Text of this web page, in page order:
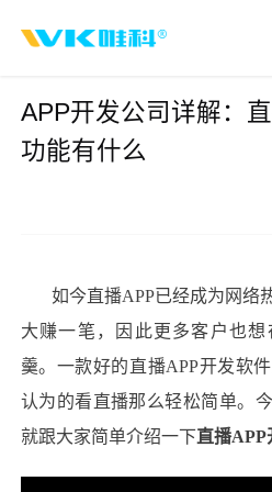
APP开发公司详解：
功能有什么
如今直播APP已经成为网络
大赚一笔，因此更多客户也想
羹。一款好的直播APP开发软
认为的看直播那么轻松简单。
就跟大家简单介绍一下直播APP